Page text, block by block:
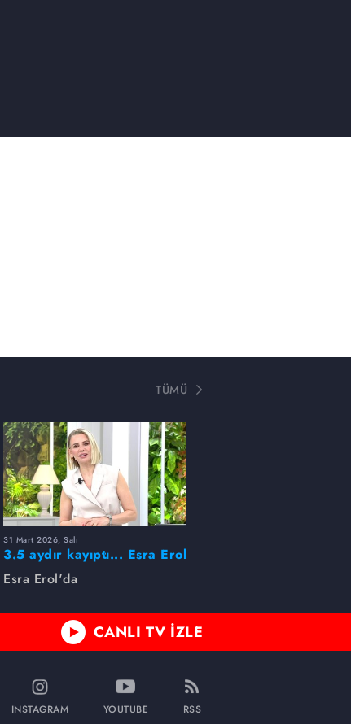
TÜMÜ
31 Mart 2026, Salı
3.5 aydır kayıptı... Esra Erol
buldu!
Esra Erol'da
CANLI TV İZLE
INSTAGRAM YOUTUBE RSS